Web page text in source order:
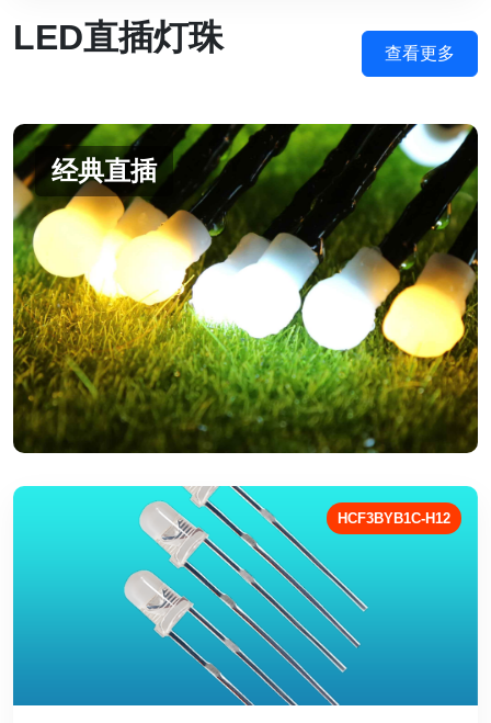
LED直插灯珠 查看更多
经典直插
HCF3BYB1C-H12